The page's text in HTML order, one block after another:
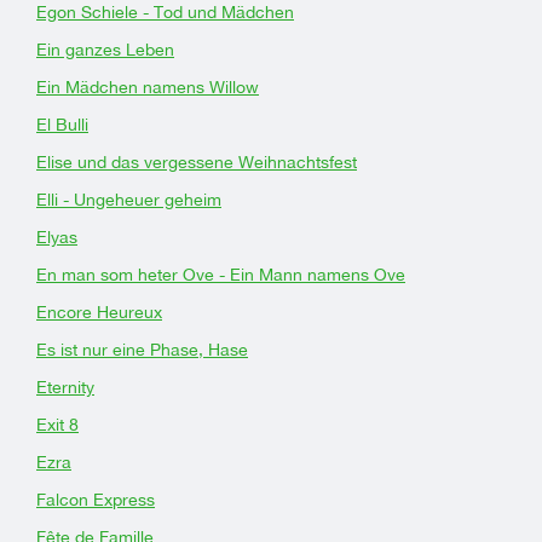
Egon Schiele - Tod und Mädchen
Ein ganzes Leben
Ein Mädchen namens Willow
El Bulli
Elise und das vergessene Weihnachtsfest
Elli - Ungeheuer geheim
Elyas
En man som heter Ove - Ein Mann namens Ove
Encore Heureux
Es ist nur eine Phase, Hase
Eternity
Exit 8
Ezra
Falcon Express
Fête de Famille